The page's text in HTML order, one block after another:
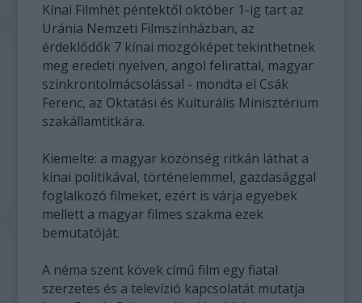
Kínai Filmhét péntektől október 1-ig tart az
Uránia Nemzeti Filmszínházban, az
érdeklődők 7 kínai mozgóképet tekinthetnek
meg eredeti nyelven, angol felirattal, magyar
szinkrontolmácsolással - mondta el Csák
Ferenc, az Oktatási és Kulturális Minisztérium
szakállamtitkára.
Kiemelte: a magyar közönség ritkán láthat a
kínai politikával, történelemmel, gazdasággal
foglalkozó filmeket, ezért is várja egyebek
mellett a magyar filmes szakma ezek
bemutatóját.
A néma szent kövek című film egy fiatal
szerzetes és a televízió kapcsolatát mutatja